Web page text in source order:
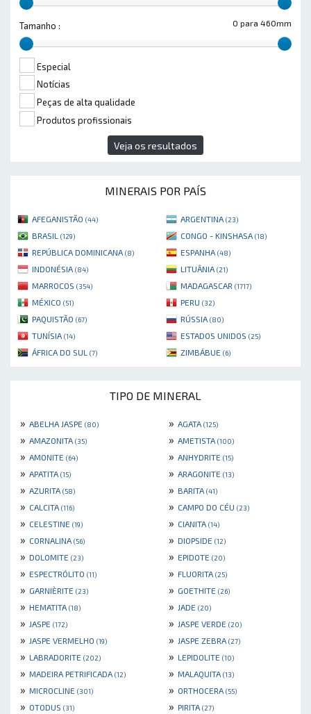
0 para 460mm
Tamanho :
Especial
Notícias
Peças de alta qualidade
Produtos profissionais
Veja os resultados
MINERAIS POR PAÍS
AFEGANISTÃO (44) ARGENTINA (23)
BRASIL (129) CONGO - KINSHASA (18)
REPÚBLICA DOMINICANA (8) ESPANHA (48)
INDONÉSIA (84) LITUÂNIA (21)
MARROCOS (354) MADAGASCAR (1717)
MÉXICO (51) PERU (32)
PAQUISTÃO (67) RÚSSIA (80)
TUNÍSIA (14) ESTADOS UNIDOS (25)
ÁFRICA DO SUL (7) ZIMBÁBUE (6)
TIPO DE MINERAL
» ABELHA JASPE (80) » AGATA (125)
» AMAZONITA (35) » AMETISTA (100)
» AMONITE (64) » ANHYDRITE (15)
» APATITA (15) » ARAGONITE (13)
» AZURITA (58) » BARITA (41)
» CALCITA (116) » CAMPO DO CÉU (23)
» CELESTINE (19) » CIANITA (14)
» CORNALINA (56) » DIOPSIDE (12)
» DOLOMITE (23) » EPIDOTE (20)
» ESPECTRÓLITO (11) » FLUORITA (25)
» GARNIÈRITE (23) » GOETHITE (26)
» HEMATITA (18) » JADE (20)
» JASPE (172) » JASPE VERDE (20)
» JASPE VERMELHO (19) » JASPE ZEBRA (27)
» LABRADORITE (202) » LEPIDOLITE (10)
» MADEIRA PETRIFICADA (12) » MALAQUITA (13)
» MICROCLINE (301) » ORTHOCERA (55)
» OTODUS (31) » PIRITA (27)